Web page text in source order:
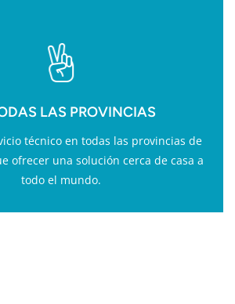
LAS PROVINCIAS
técnico en todas las provincias de
ofrecer una solución cerca de casa a
todo el mundo.